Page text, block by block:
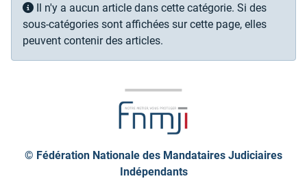
Info
Il n'y a aucun article dans cette catégorie. Si des
sous-catégories sont affichées sur cette page, elles
peuvent contenir des articles.
© Fédération Nationale des Mandataires Judiciaires
Indépendants